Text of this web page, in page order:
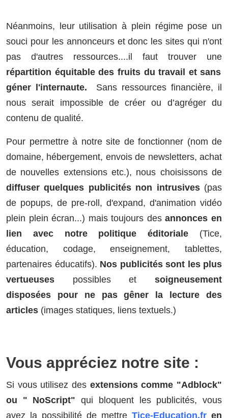
Néanmoins, leur utilisation à plein régime pose un
souci pour les annonceurs et donc les sites qui n'ont
pas d'autres ressources....il faut trouver une
répartition équitable des fruits du travail et sans
géner l'internaute. Sans ressources financière, il
nous serait impossible de créer ou d’agréger du
contenu de qualité.
Pour permettre à notre site de fonctionner (nom de
domaine, hébergement, envois de newsletters, achat
de nouvelles extensions etc.), nous choisissons de
diffuser quelques publicités non intrusives(pas
de popups, de pre-roll, d'expand, d'animation vidéo
plein plein écran...) mais toujours desannonces en
lien avec notre politique éditoriale (Tice,
éducation, codage, enseignement, tablettes,
partenaires éducatifs). Nos publicités sont les plus
vertueuses possibles et soigneusement
disposées pour ne pas gêner la lecture des
articles (images statiques, liens textuels.)
Vous appréciez notre site :
Si vous utilisez des extensions comme "Adblock"
ou " NoScript" qui bloquent les publicités, vous
avez la possibilité de mettre Tice-Education.fr en